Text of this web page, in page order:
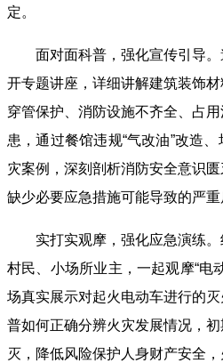
定。
面对面科普，强化宣传引导
开专题讲座，详细讲解建筑装饰
穿管保护、消防设施不齐全、占
患，通过餐馆违规“气改油”改造
灾案例，深刻剖析消防安全意识
缺少必要应急措施可能导致的严重
实打实观摩，强化应急演练
村民、小场所业主，一起观摩“电
场真实展示对起火电动车进行的
普如何正确分辨火灾发展情况，
灭，降低风险保护人身财产安全